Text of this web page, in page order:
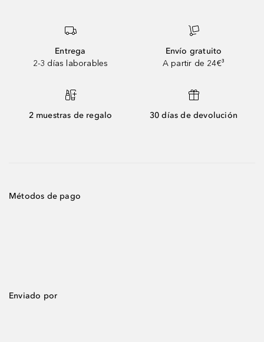
Entrega
2-3 días laborables
Envío gratuito
A partir de 24€³
2 muestras de regalo 30 días de devolución
Métodos de pago
Enviado por